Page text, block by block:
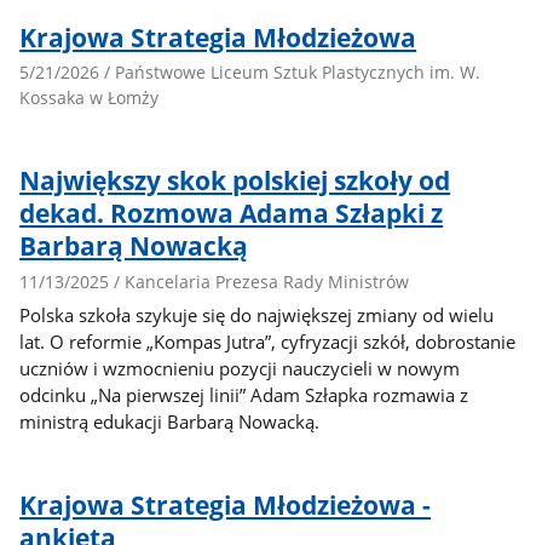
Krajowa Strategia Młodzieżowa
5/21/2026 / Państwowe Liceum Sztuk Plastycznych im. W.
Kossaka w Łomży
Największy skok polskiej szkoły od
dekad. Rozmowa Adama Szłapki z
Barbarą Nowacką
11/13/2025 / Kancelaria Prezesa Rady Ministrów
Polska szkoła szykuje się do największej zmiany od wielu
lat. O reformie „Kompas Jutra”, cyfryzacji szkół, dobrostanie
uczniów i wzmocnieniu pozycji nauczycieli w nowym
odcinku „Na pierwszej linii” Adam Szłapka rozmawia z
ministrą edukacji Barbarą Nowacką.
Krajowa Strategia Młodzieżowa -
ankieta